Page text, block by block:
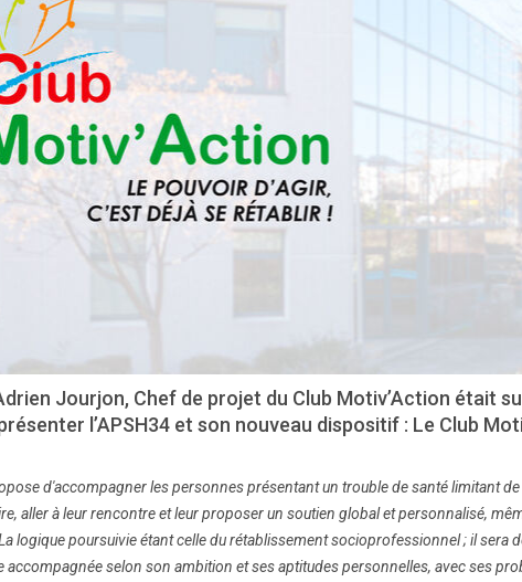
Jourjon, Chef de projet du Club Motiv’Action était
l’APSH34 et son nouveau dispositif : Le Club
d'accompagner les personnes présentant un trouble de santé limitant
aller à leur rencontre et leur proposer un soutien global et personnalisé,
logique poursuivie étant celle du rétablissement socioprofessionnel ; il sera
accompagnée selon son ambition et ses aptitudes personnelles, avec ses